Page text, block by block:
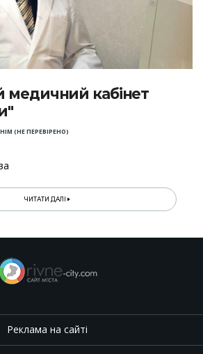
медичний кабінет
(НЕ ПЕРЕВІРЕНО)
ЧИТАТИ ДАЛІ
Реклама на сайті